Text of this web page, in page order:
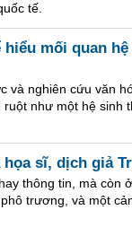
tế.
hiểu mối quan
và nghiên cứu văn
như một hệ sinh
họa sĩ, dịch giả
thông tin, mà còn
trương, và một